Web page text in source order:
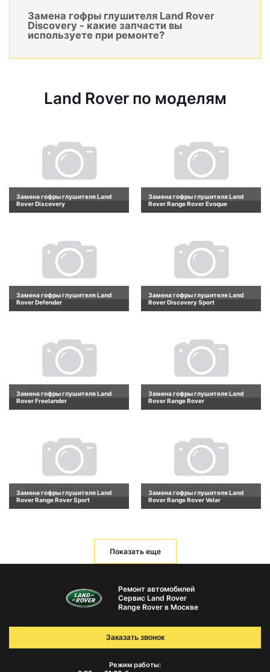
Замена гофры глушителя Land Rover
Discovery - какие запчасти вы
используете при ремонте?
Land Rover по моделям
Замена гофры глушителя Land
Rover Discovery
Замена гофры глушителя Land
Rover Range Rover Evoque
Замена гофры глушителя Land
Rover Defender
Замена гофры глушителя Land
Rover Discovery Sport
Замена гофры глушителя Land
Rover Freelander
Замена гофры глушителя Land
Rover Range Rover
Замена гофры глушителя Land
Rover Range Rover Sport
Замена гофры глушителя Land
Rover Range Rover Velar
Показать еще
Ремонт автомобилей
Сервис Land Rover
Range Rover в Москве
Режим работы:
Заказать звонок